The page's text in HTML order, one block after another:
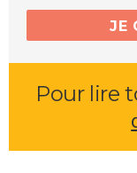
JE
Pour lire